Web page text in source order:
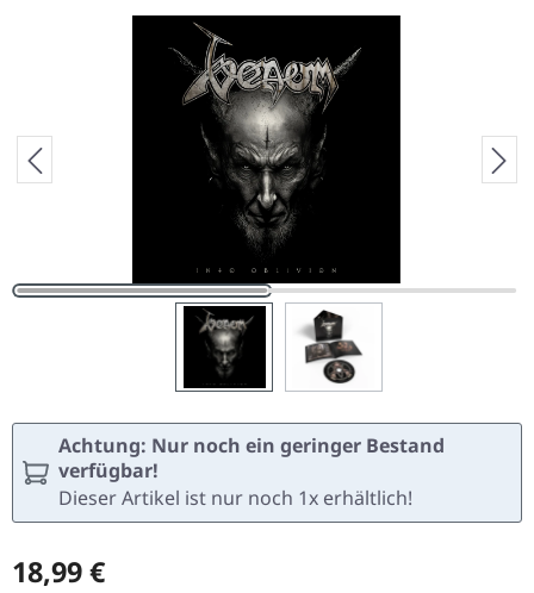
Achtung: Nur noch ein geringer Bestand
verfügbar!
Dieser Artikel ist nur noch 1x erhältlich!
Regulärer Preis:
18,99 €